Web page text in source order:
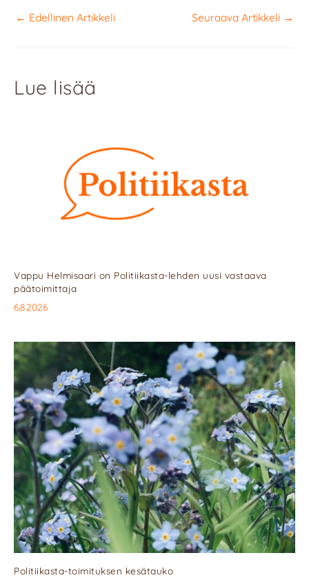
← Edellinen Artikkeli Seuraava Artikkeli →
Lue lisää
Vappu Helmisaari on Politiikasta-lehden uusi vastaava
päätoimittaja
6.8.2026
Politiikasta-toimituksen kesätauko